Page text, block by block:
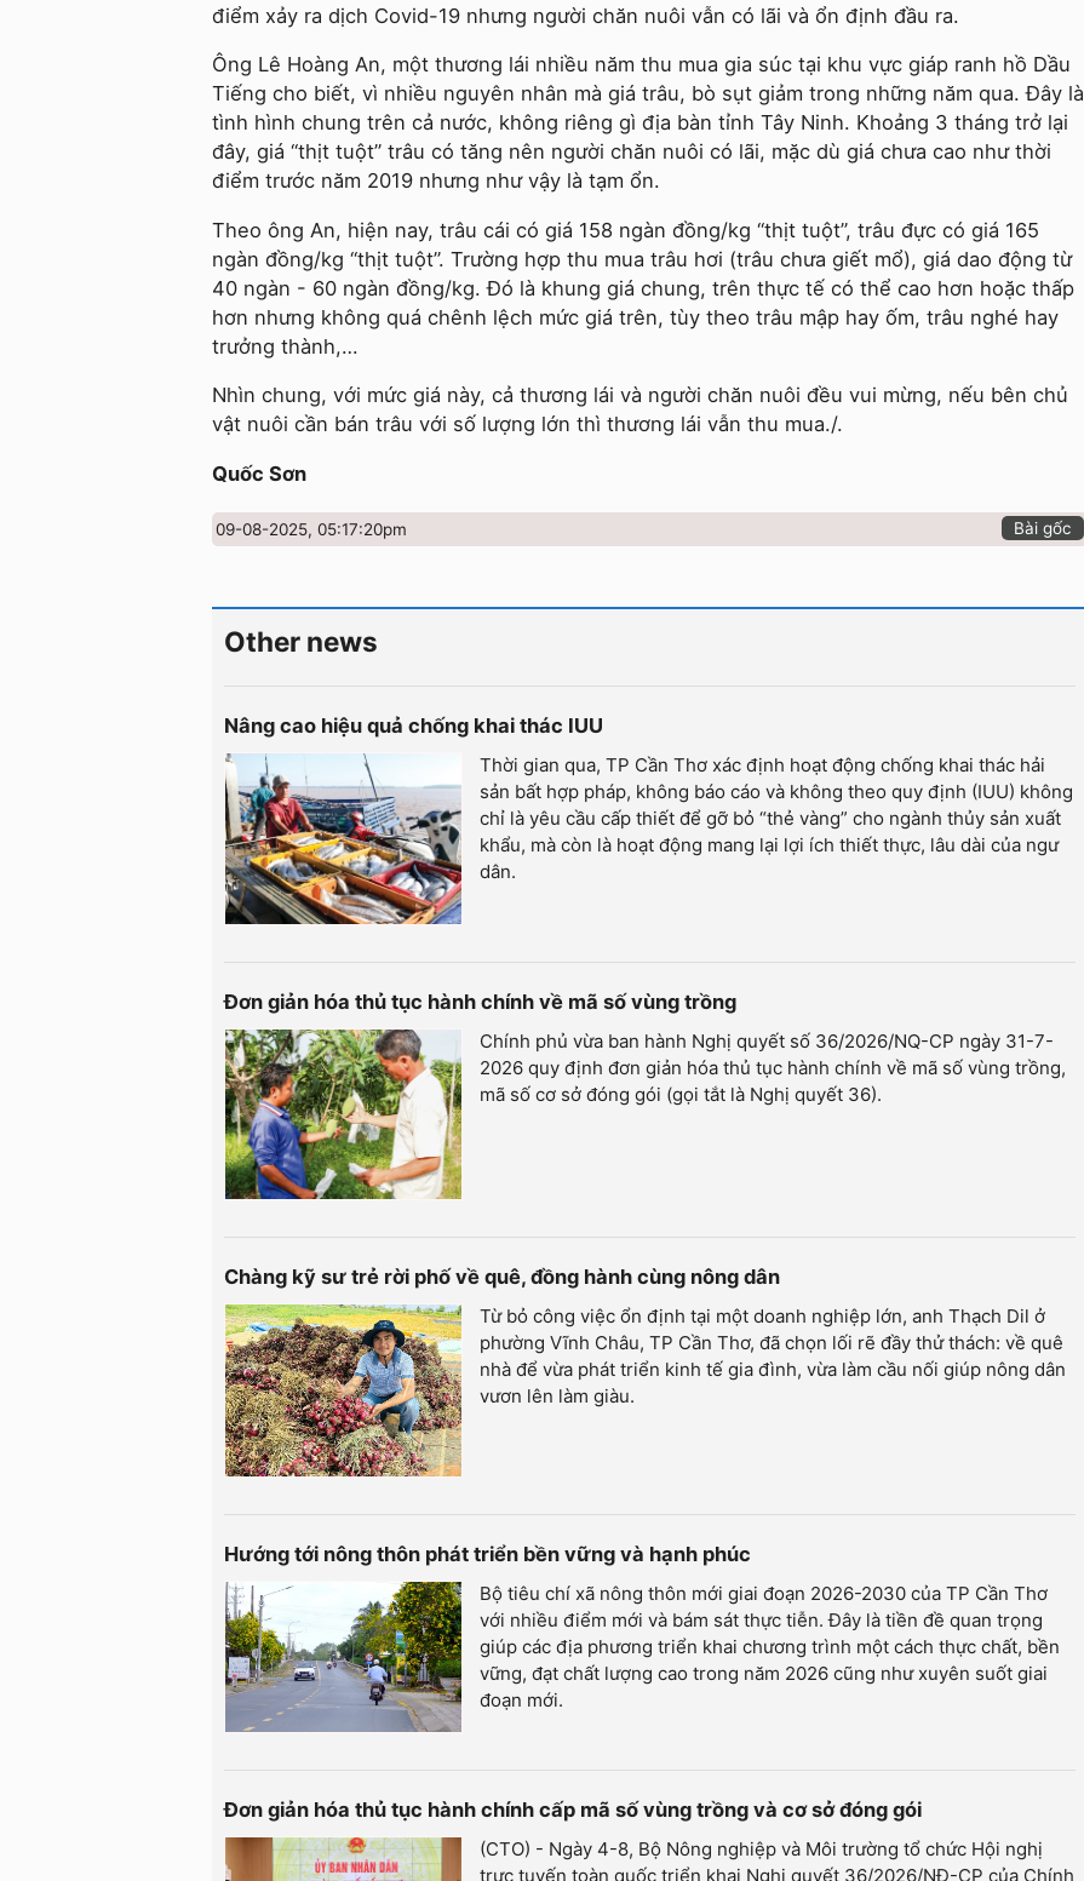
điểm xảy ra dịch Covid-19 nhưng người chăn nuôi vẫn có lãi và ổn định đầu ra.
Ông Lê Hoàng An, một thương lái nhiều năm thu mua gia súc tại khu vực giáp ranh hồ Dầu
Tiếng cho biết, vì nhiều nguyên nhân mà giá trâu, bò sụt giảm trong những năm qua. Đây là
tình hình chung trên cả nước, không riêng gì địa bàn tỉnh Tây Ninh. Khoảng 3 tháng trở lại
đây, giá “thịt tuột” trâu có tăng nên người chăn nuôi có lãi, mặc dù giá chưa cao như thời
điểm trước năm 2019 nhưng như vậy là tạm ổn.
Theo ông An, hiện nay, trâu cái có giá 158 ngàn đồng/kg “thịt tuột”, trâu đực có giá 165
ngàn đồng/kg “thịt tuột”. Trường hợp thu mua trâu hơi (trâu chưa giết mổ), giá dao động từ
40 ngàn - 60 ngàn đồng/kg. Đó là khung giá chung, trên thực tế có thể cao hơn hoặc thấp
hơn nhưng không quá chênh lệch mức giá trên, tùy theo trâu mập hay ốm, trâu nghé hay
trưởng thành,…
Nhìn chung, với mức giá này, cả thương lái và người chăn nuôi đều vui mừng, nếu bên chủ
vật nuôi cần bán trâu với số lượng lớn thì thương lái vẫn thu mua./.
Quốc Sơn
09-08-2025, 05:17:20pm Bài gốc
Other news
Nâng cao hiệu quả chống khai thác IUU
Thời gian qua, TP Cần Thơ xác định hoạt động chống khai thác hải
sản bất hợp pháp, không báo cáo và không theo quy định (IUU) không
chỉ là yêu cầu cấp thiết để gỡ bỏ “thẻ vàng” cho ngành thủy sản xuất
khẩu, mà còn là hoạt động mang lại lợi ích thiết thực, lâu dài của ngư
dân.
Đơn giản hóa thủ tục hành chính về mã số vùng trồng
Chính phủ vừa ban hành Nghị quyết số 36/2026/NQ-CP ngày 31-7-
2026 quy định đơn giản hóa thủ tục hành chính về mã số vùng trồng,
mã số cơ sở đóng gói (gọi tắt là Nghị quyết 36).
Chàng kỹ sư trẻ rời phố về quê, đồng hành cùng nông dân
Từ bỏ công việc ổn định tại một doanh nghiệp lớn, anh Thạch Dil ở
phường Vĩnh Châu, TP Cần Thơ, đã chọn lối rẽ đầy thử thách: về quê
nhà để vừa phát triển kinh tế gia đình, vừa làm cầu nối giúp nông dân
vươn lên làm giàu.
Hướng tới nông thôn phát triển bền vững và hạnh phúc
Bộ tiêu chí xã nông thôn mới giai đoạn 2026-2030 của TP Cần Thơ
với nhiều điểm mới và bám sát thực tiễn. Đây là tiền đề quan trọng
giúp các địa phương triển khai chương trình một cách thực chất, bền
vững, đạt chất lượng cao trong năm 2026 cũng như xuyên suốt giai
đoạn mới.
Đơn giản hóa thủ tục hành chính cấp mã số vùng trồng và cơ sở đóng gói
(CTO) - Ngày 4-8, Bộ Nông nghiệp và Môi trường tổ chức Hội nghị
trực tuyến toàn quốc triển khai Nghị quyết 36/2026/NĐ-CP của Chính